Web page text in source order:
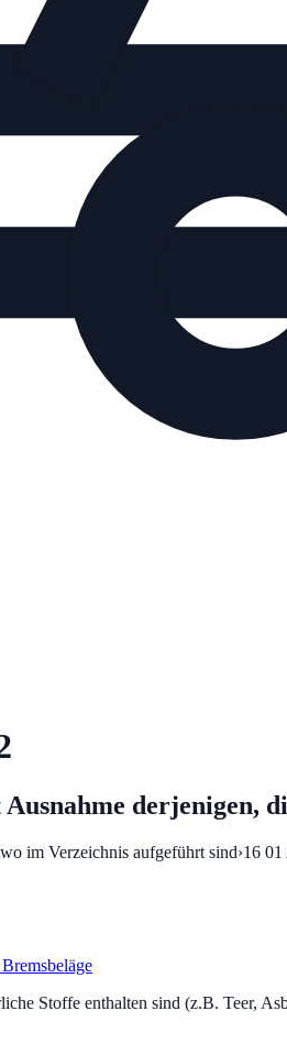
derjenigen,
im Verzeichnis aufgeführt sind›16 01
Stoffe enthalten sind (z.B. Teer,